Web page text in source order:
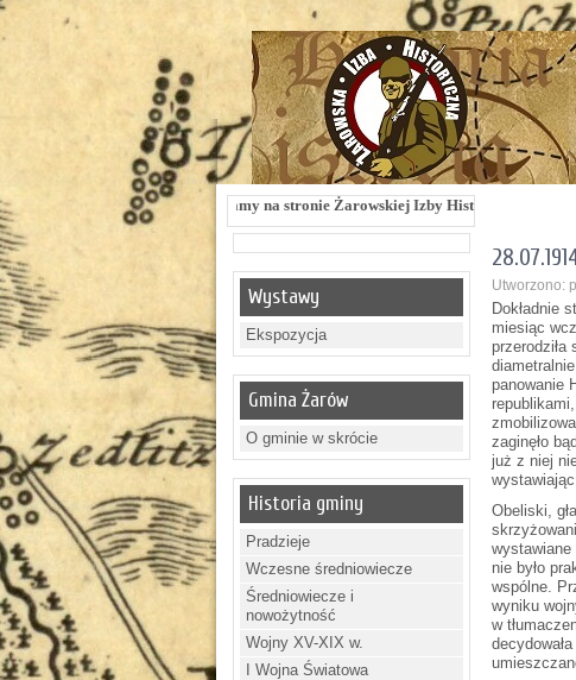
Witamy na stronie Żarowskiej Izby Historycznej !!! Żarowska Izba
Wystawy
Ekspozycja
Gmina Żarów
O gminie w skrócie
Historia gminy
Pradzieje
Wczesne średniowiecze
Średniowiecze i
nowożytność
Wojny XV-XIX w.
I Wojna Światowa
Utworzono:
Dokładnie
miesiąc
przerodziła
panowanie
zaginęło
już z niej
Obeliski,
wystawiane
nie było
wspólne.
wyniku
w